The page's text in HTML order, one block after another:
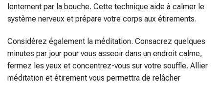
lentement par la bouche. Cette technique aide à calmer le
système nerveux et prépare votre corps aux étirements.
Considérez également la méditation. Consacrez quelques
minutes par jour pour vous asseoir dans un endroit calme,
fermez les yeux et concentrez-vous sur votre souffle. Allier
méditation et étirement vous permettra de relâcher